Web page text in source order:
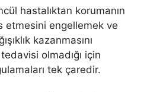
hastalıktan korumanın
etmesini engellemek ve
kazanmasını
olmadığı için
tek çaredir.